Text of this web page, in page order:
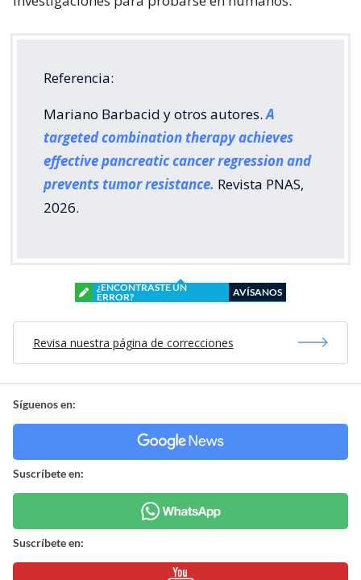
Referencia:
Mariano Barbacid y otros autores. A
targeted combination therapy achieves
effective pancreatic cancer regression and
prevents tumor resistance. Revista PNAS,
2026.
¿ENCONTRASTE UN
ERROR?
AVÍSANOS
Revisa nuestra página de correcciones
Síguenos en:
Suscríbete en:
Suscríbete en: